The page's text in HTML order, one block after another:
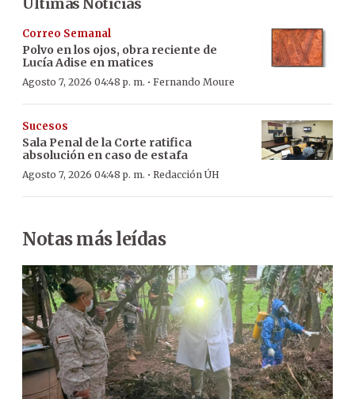
Correo Semanal
Polvo en los ojos, obra reciente de
Lucía Adise en matices
Agosto 7, 2026 04:48 p. m. · Fernando Moure
Sucesos
Sala Penal de la Corte ratifica
absolución en caso de estafa
Agosto 7, 2026 04:48 p. m. · Redacción ÚH
Notas más leídas